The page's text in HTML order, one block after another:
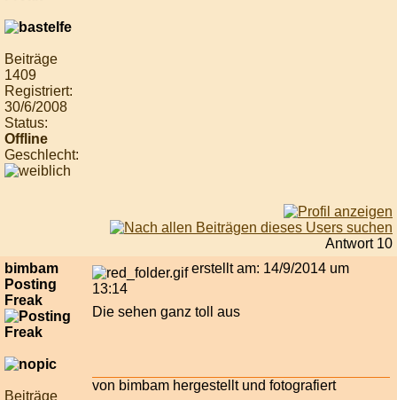
Beiträge
1409
Registriert:
30/6/2008
Status:
Offline
Geschlecht:
Antwort 10
bimbam
Posting
Freak
Beiträge
erstellt am: 14/9/2014 um
13:14
Die sehen ganz toll aus
von bimbam hergestellt und fotografiert